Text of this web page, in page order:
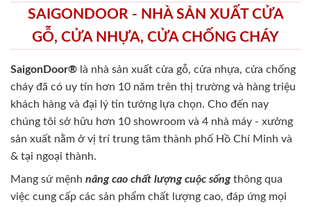
SAIGONDOOR - NHÀ SẢN XUẤT CỬA
GỖ, CỬA NHỰA, CỬA CHỐNG CHÁY
SaigonDoor® là nhà sản xuất cửa gỗ, cửa nhựa, cửa chống
cháy đã có uy tín hơn 10 năm trên thị trường và hàng triệu
khách hàng và đại lý tin tưởng lựa chọn. Cho đến nay
chúng tôi sở hữu hơn 10 showroom và 4 nhà máy - xưởng
sản xuất nằm ở vị trí trung tâm thành phố Hồ Chí Minh và
& tại ngoại thành.
Mang sứ mệnh nâng cao chất lượng cuộc sốngthông qua
việc cung cấp các sản phẩm chất lượng cao, đáp ứng mọi